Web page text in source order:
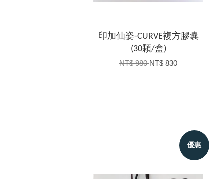
印加仙姿-CURVE複方膠囊
(30顆/盒)
NT$ 980NT$ 830
優惠